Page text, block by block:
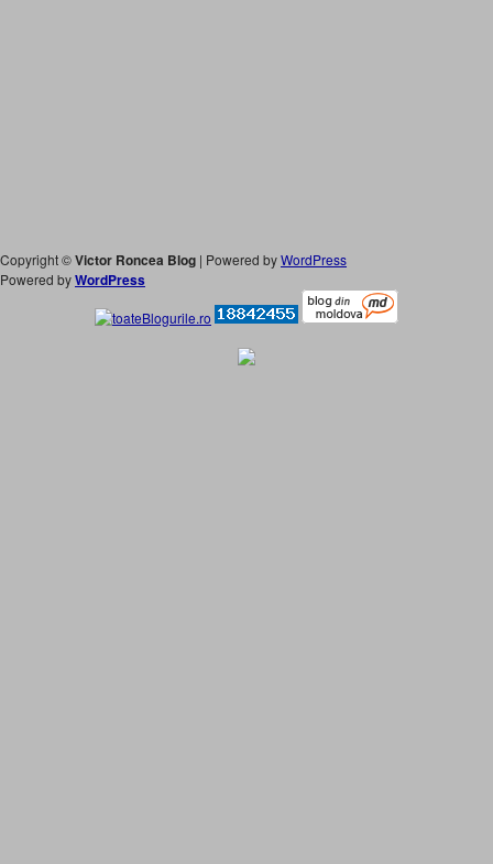
Copyright ©Victor Roncea Blog | Powered byWordPress
Powered byWordPress